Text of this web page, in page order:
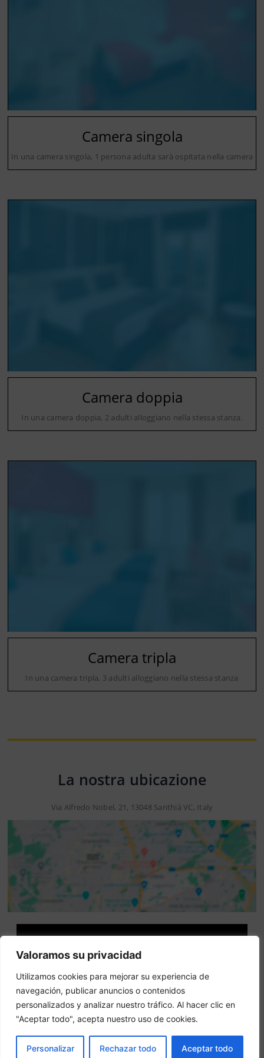
Valoramos su privacidad
Utilizamos cookies para mejorar su experiencia de
navegación, publicar anuncios o contenidos
personalizados y analizar nuestro tráfico. Al hacer clic en
"Aceptar todo", acepta nuestro uso de cookies.
Personalizar Rechazar todo Aceptar todo
Camera singola
In una camera singola, 1 persona adulta sarà ospitata nella camera
Camera doppia
In una camera doppia, 2 adulti alloggiano nella stessa stanza.
Camera tripla
In una camera tripla, 3 adulti alloggiano nella stessa stanza
La nostra ubicazione
Via Alfredo Nobel, 21, 13048 Santhià VC, Italy
contiene informazioni sull hotel e offre un servizio di
Siete il proprietario di questo sito web?–Prenota ora
Altri hotel in città
PRENOTA